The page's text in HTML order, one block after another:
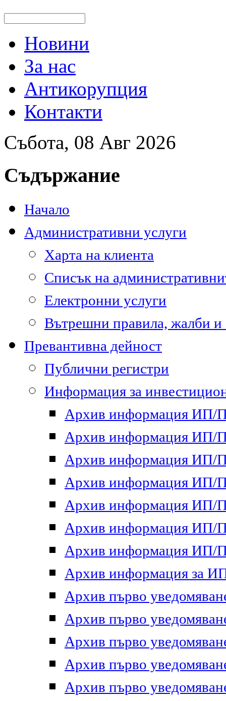
Новини
За нас
Антикорупция
Контакти
Събота, 08 Авг 2026
Съдържание
Начало
Административни услуги
Харта на клиента
Списък на
Електронни услуги
Вътрешни правила, жалби и
Превантивна дейност
Публични регистри
Информация за
Архив информация ИП/
Архив информация ИП/
Архив информация ИП/
Архив информация ИП/
Архив информация ИП/
Архив информация ИП/
Архив информация ИП/
Архив информация за
Архив първо
Архив първо
Архив първо
Архив първо
Архив първо